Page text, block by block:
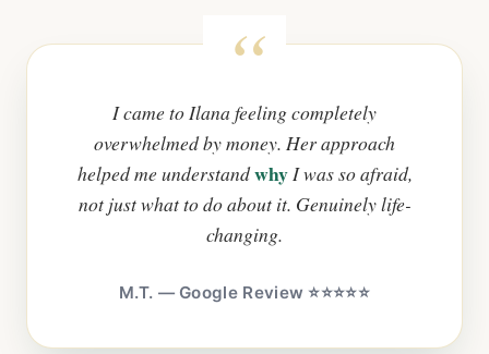
I came to Ilana feeling completely
overwhelmed by money. Her approach
helped me understandwhyI was so afraid,
not just what to do about it. Genuinely life-
changing.
M.T. — Google Review ⭐⭐⭐⭐⭐